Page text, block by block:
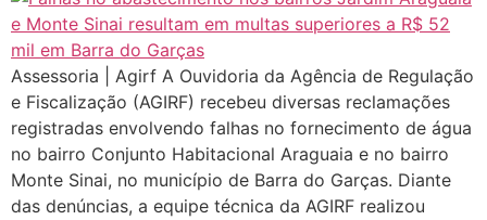
Assessoria | Agirf A Ouvidoria da Agência de Regulação
e Fiscalização (AGIRF) recebeu diversas reclamações
registradas envolvendo falhas no fornecimento de água
no bairro Conjunto Habitacional Araguaia e no bairro
Monte Sinai, no município de Barra do Garças. Diante
das denúncias, a equipe técnica da AGIRF realizou